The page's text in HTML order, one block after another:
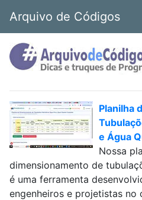
Arquivo de Códigos
Planilha
e Água
Nossa
dimensionamento de
é uma ferramenta
engenheiros e projetistas no